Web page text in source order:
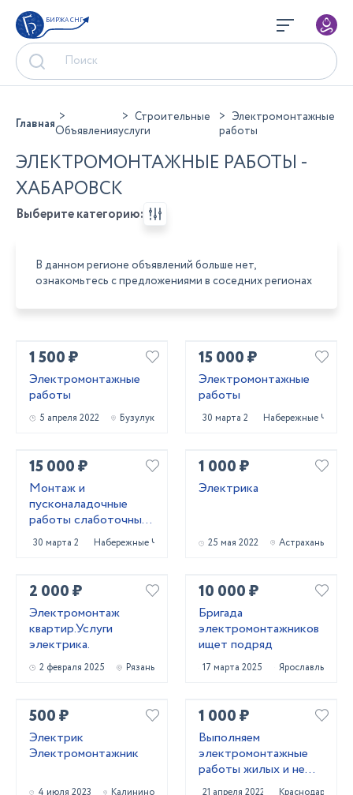
БИРЖА СНГ
ГлавнаяОбъявления
Строительные
услуги
Электромонтажные
работы
ЭЛЕКТРОМОНТАЖНЫЕ РАБОТЫ -
ХАБАРОВСК
Выберите категорию:
В данном регионе объявлений больше нет,
ознакомьтесь с предложениями в соседних регионах
1 500 ₽
Электромонтажные
работы
5 апреля 2022 Бузулук
15 000 ₽
Электромонтажные
работы
30 марта 2023 Набережные Челны
15 000 ₽
Монтаж и
пусконаладочные
работы слаботочных
систем
30 марта 2023 Набережные Челны
1 000 ₽
Электрика
25 мая 2022 Астрахань
2 000 ₽
Электромонтаж
квартир.Услуги
электрика.
2 февраля 2025 Рязань
10 000 ₽
Бригада
электромонтажников
ищет подряд
17 марта 2025 Ярославль
500 ₽
Электрик
Электромонтажник
4 июля 2023 Калинино
1 000 ₽
Выполняем
электромонтажные
работы жилых и не
жилых помещений под
21 апреля 2022 Краснодар